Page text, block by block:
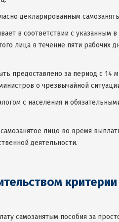
декларированным
в соответствии с указанным
лица в течение пяти рабочих
предоставлено за период с 14
о чрезвычайной
с населения и
лицо во время
деятельности.
самозанятым пособия за